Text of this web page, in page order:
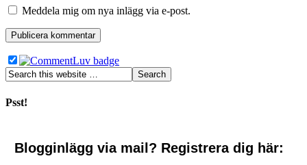
Meddela mig om nya inlägg via e-post.
Psst!
Blogginlägg via mail? Registrera dig här: